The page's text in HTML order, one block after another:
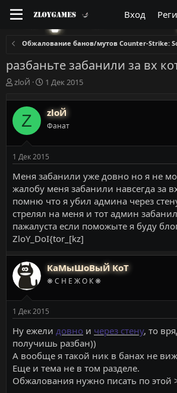
Вход
Обжалование банов/мутов Counter-Strike:
разбаньте забанили за вх
А
т
о
р
т
е
м
ы
zloЙ
Д
т
а
н
ч
а
л
а
1 Дек 2015
Z zloЙ
Фанат
1 Дек 2015
Меня забанили уже довно но я не
жалобу меня забанили навсегда за
помню что я убил админа через
стрелял на меня и тот админ
пажалуста если поможыте я буду
ZloY_DoI{tor_[kz]
КаМыШоВыЙ КоТ
❋ С Н Е Ж О К ❋
1 Дек 2015
Ну ежели довно и через стену, то
получишь разбан))
А вообще я такой ник в банах не
Еще и тема не в том разделе.
Обжалования нужно писать по этой